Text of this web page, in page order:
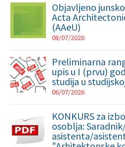
Objavljeno
Acta
(AAeU)
08/07/2026
Preliminarna
upis u I (prvu)
studija u
06/07/2026
KONKURS za
osoblja:
asistenta/